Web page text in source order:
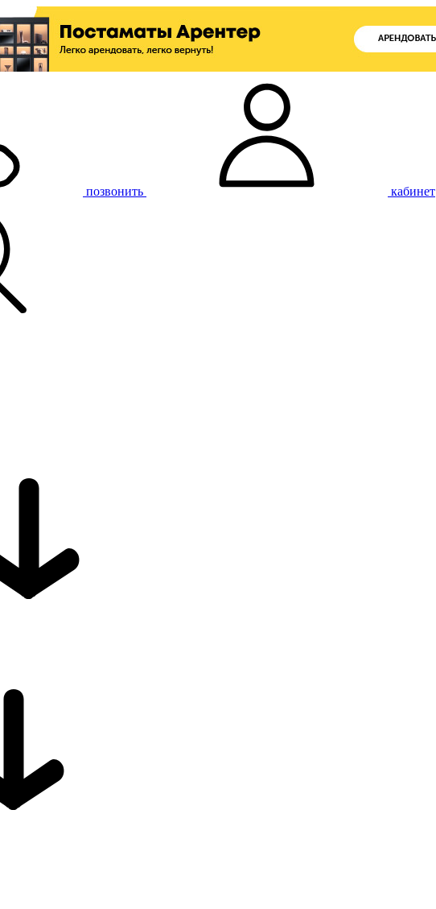
позвонить кабинет